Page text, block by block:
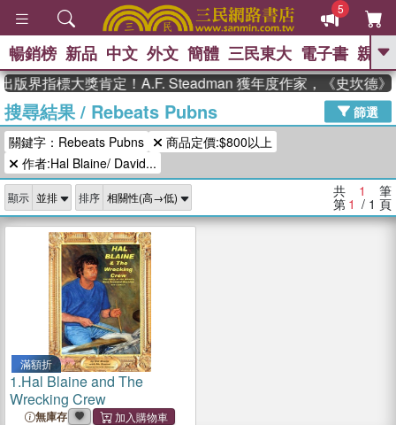
5
GO
熱搜： 東野圭吾 高希均教授回憶錄
、 The Odyssey 、 父親節 、 如果歷
史是一群喵 、 暑期推薦
登輝時代 、 數學女孩：黎曼猜想 、
偉大的迷走神經
暢銷榜 新品 中文 外文 簡體 三民東大 電子書 親子
版界指標大獎肯定！A.F. Steadman 獲年度作家，《史坎德》
搜尋結果/ Rebeats Pubns
篩選
關鍵字：Rebeats Pubns
商品定價:$800以上
作者:Hal Blaine/ David...
顯示 排序 共 1 筆
第 1 / 1 頁
滿額折
1.Hal Blaine and The
Wrecking Crew
無庫存